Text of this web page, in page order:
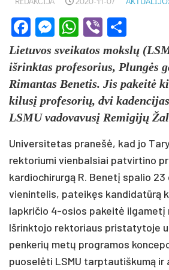
Facebook
Messenger
WhatsApp
Viber
Lietuvos sveikatos mokslų
išrinktas profesorius, Plungės
Rimantas Benetis. Jis pakeitė
kilusį profesorių, dvi
LSMU vadovavusį Remigijų
Universitetas pranešė, kad jo
rektoriumi vienbalsiai patvirtino
kardiochirurgą R. Benetį spalio 23
vienintelis, pateikęs kandidatūrą
lapkričio 4-osios pakeitė ilgametį
Išrinktojo rektoriaus pristatytoje
penkerių metų programos
puoselėti LSMU tarptautiškumą ir